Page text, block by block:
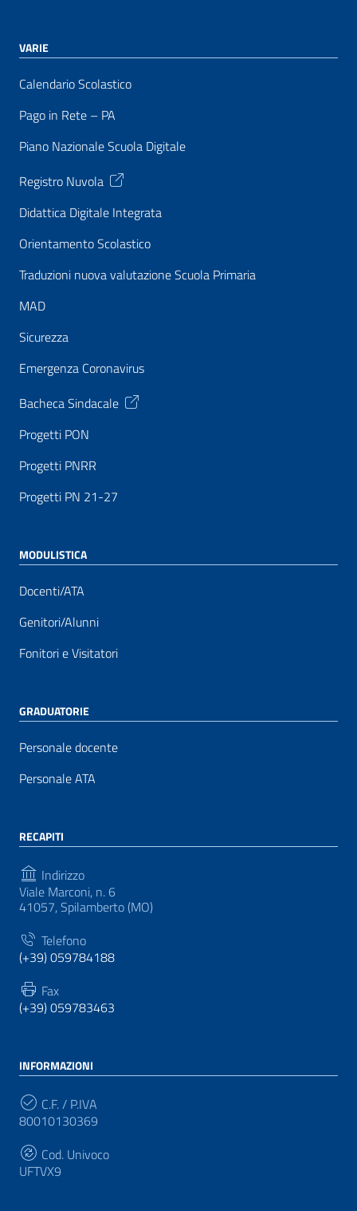
VARIE
Calendario Scolastico
Pago in Rete – PA
Piano Nazionale Scuola Digitale
Registro Nuvola
Didattica Digitale Integrata
Orientamento Scolastico
Traduzioni nuova valutazione Scuola Primaria
MAD
Sicurezza
Emergenza Coronavirus
Bacheca Sindacale
Progetti PON
Progetti PNRR
Progetti PN 21-27
MODULISTICA
Docenti/ATA
Genitori/Alunni
Fonitori e Visitatori
GRADUATORIE
Personale docente
Personale ATA
RECAPITI
Indirizzo
Viale Marconi, n. 6
41057, Spilamberto (MO)
Telefono
(+39) 059784188
Fax
(+39) 059783463
INFORMAZIONI
C.F. / P.IVA
80010130369
Cod. Univoco
UFTVX9